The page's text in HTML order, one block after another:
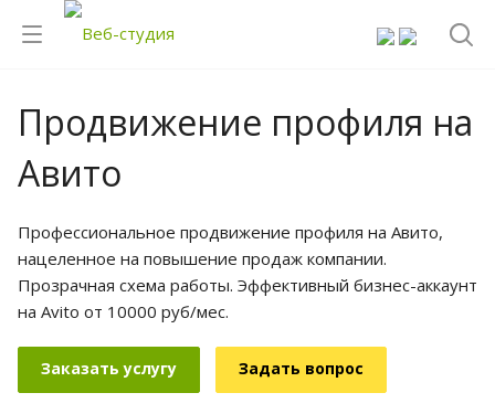
Продвижение профиля на
Авито
Профессиональное продвижение профиля на Авито,
нацеленное на повышение продаж компании.
Прозрачная схема работы. Эффективный бизнес-аккаунт
на Avito от 10000 руб/мес.
Заказать услугу Задать вопрос